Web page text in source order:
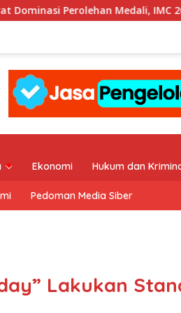
Medali, IMC 2026 Tegaskan
Ekonomi Hukum dan
Pedoman Media Siber
Lakukan